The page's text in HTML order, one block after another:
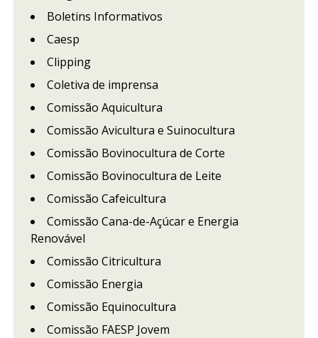
Boletins Informativos
Caesp
Clipping
Coletiva de imprensa
Comissão Aquicultura
Comissão Avicultura e Suinocultura
Comissão Bovinocultura de Corte
Comissão Bovinocultura de Leite
Comissão Cafeicultura
Comissão Cana-de-Açúcar e Energia
Renovável
Comissão Citricultura
Comissão Energia
Comissão Equinocultura
Comissão FAESP Jovem